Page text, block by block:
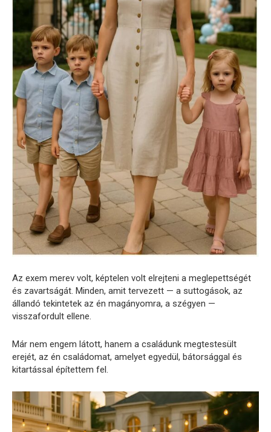
Az exem merev volt, képtelen volt elrejteni a meglepettségét
és zavartságát. Minden, amit tervezett — a suttogások, az
állandó tekintetek az én magányomra, a szégyen —
visszafordult ellene.
Már nem engem látott, hanem a családunk megtestesült
erejét, az én családomat, amelyet egyedül, bátorsággal és
kitartással építettem fel.